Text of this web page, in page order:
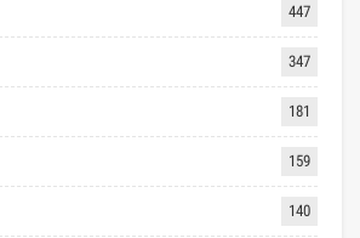
447
347
181
159
140